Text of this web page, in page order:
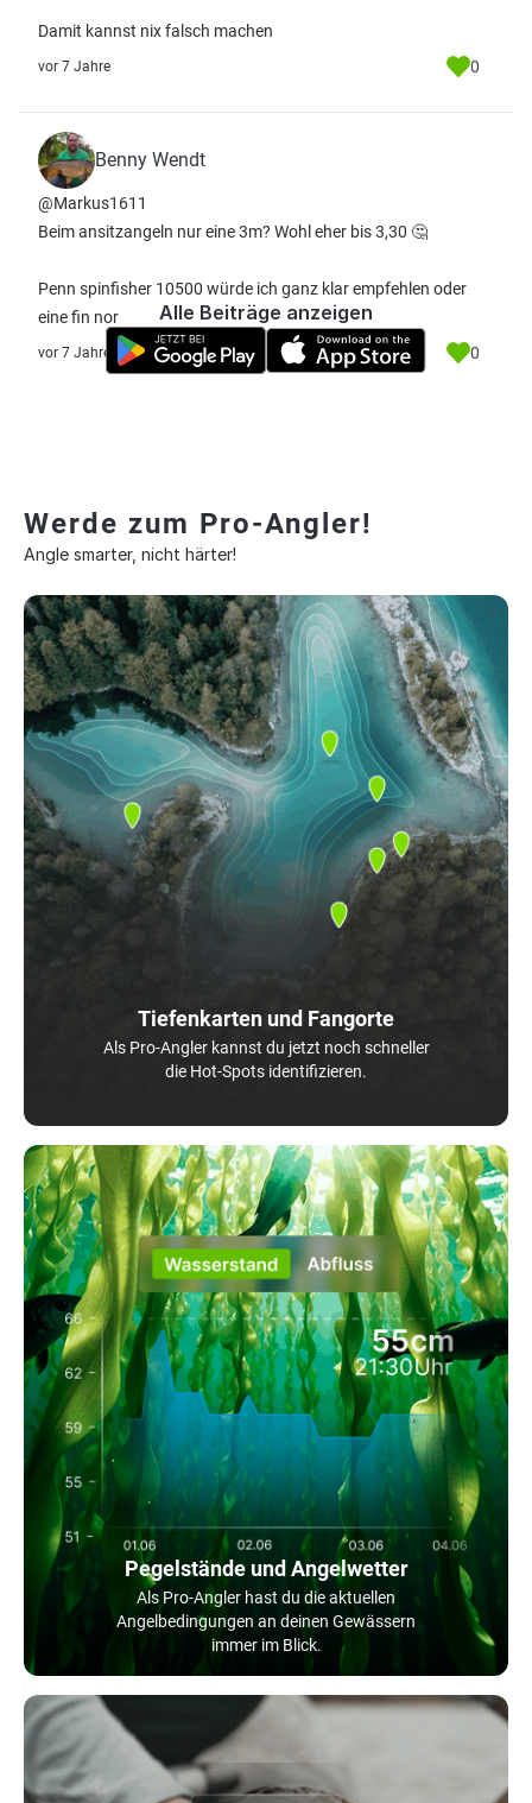
Damit kannst nix falsch machen
vor 7 Jahre 0
Benny Wendt
@Markus1611
Beim ansitzangeln nur eine 3m? Wohl eher bis 3,30 🤔
Penn spinfisher 10500 würde ich ganz klar empfehlen oder
eine fin nor
vor 7 Jahre 0
Alle Beiträge anzeigen
Werde zum Pro-Angler!
Angle smarter, nicht härter!
Tiefenkarten und Fangorte
Als Pro-Angler kannst du jetzt noch schneller
die Hot-Spots identifizieren.
Pegelstände und Angelwetter
Als Pro-Angler hast du die aktuellen
Angelbedingungen an deinen Gewässern
immer im Blick.